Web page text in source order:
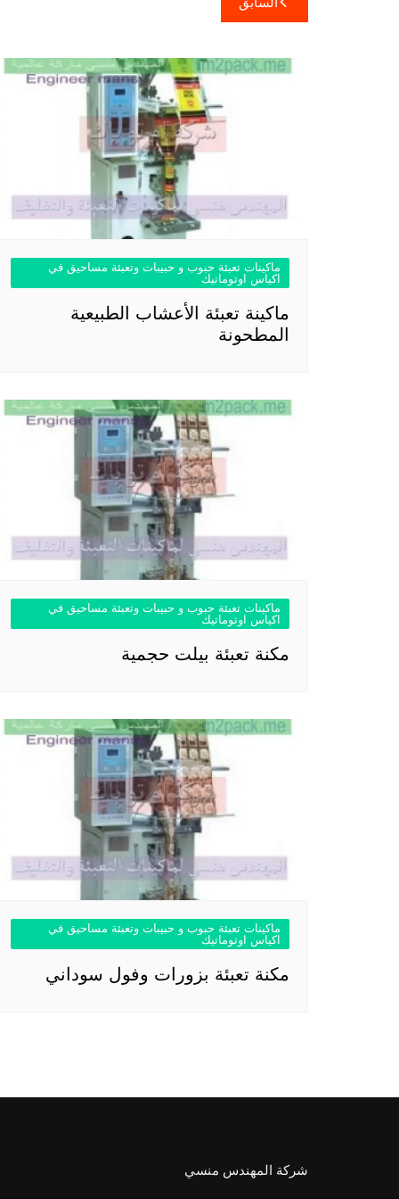
المقالات
ماكينات تعبئة حبوب و حبيبات وتعبئة مساحيق في
اكياس اوتوماتيك
ماكينة تعبئة الأعشاب الطبيعية
المطحونة
ماكينات تعبئة حبوب و حبيبات وتعبئة مساحيق في
اكياس اوتوماتيك
مكنة تعبئة بيلت حجمية
ماكينات تعبئة حبوب و حبيبات وتعبئة مساحيق في
اكياس اوتوماتيك
مكنة تعبئة بزورات وفول سوداني
شركة المهندس منسي